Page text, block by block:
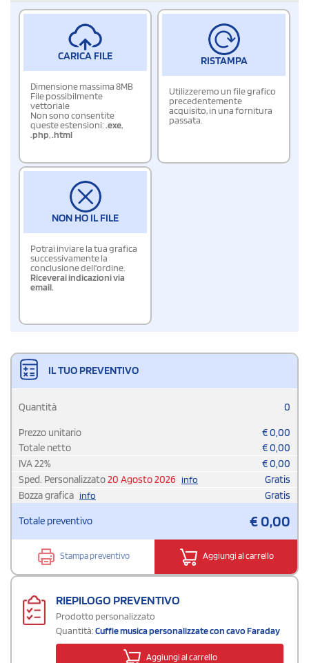
CARICA FILE
Dimensione massima 8MB
File possibilmente
vettoriale
Non sono consentite
queste estensioni:.exe,
.php,.html
RISTAMPA
Utilizzeremo un file grafico
precedentemente
acquisito, in una fornitura
passata.
NON HO IL FILE
Potrai inviare la tua grafica
successivamente la
conclusione dell'ordine.
Riceverai indicazioni via
email.
IL TUO PREVENTIVO
Quantità 0
Prezzo unitario €0,00
Totale netto
€0,00
IVA22% €0,00
Sped. Personalizzato20 Agosto 2026 info
Gratis
Bozza grafica info Gratis
Totale preventivo €0,00
Stampa preventivo Aggiungi al carrello
RIEPILOGO PREVENTIVO
Prodotto personalizzato
Quantità:Cuffie musica personalizzate con cavo Faraday
Aggiungi al carrello